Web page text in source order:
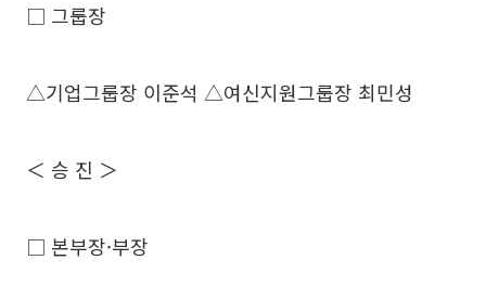
□ 그룹장
△기업그룹장 이준석 △여신지원그룹장 최민성
＜ 승 진 ＞
□ 본부장·부장